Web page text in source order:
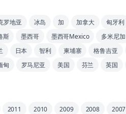
罗地亚 冰岛 加 加拿大
匈牙利
斯 墨西哥 墨西哥Mexico 多米尼加
日本 智利 柬埔寨 格鲁吉亚
甸 罗马尼亚 美国 芬兰 英国
2011 2010 2009 2008 2007